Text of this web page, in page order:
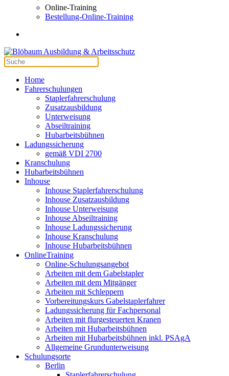
Online-Training
Bestellung-Online-Training
Home
Fahrerschulungen
Staplerfahrerschulung
Zusatzausbildung
Unterweisung
Abseiltraining
Hubarbeitsbühnen
Ladungssicherung
gemäß VDI 2700
Kranschulung
Hubarbeitsbühnen
Inhouse
Inhouse Staplerfahrerschulung
Inhouse Zusatzausbildung
Inhouse Unterweisung
Inhouse Abseiltraining
Inhouse Ladungssicherung
Inhouse Kranschulung
Inhouse Hubarbeitsbühnen
OnlineTraining
Online-Schulungsangebot
Arbeiten mit dem Gabelstapler
Arbeiten mit dem Mitgänger
Arbeiten mit Schleppern
Vorbereitungskurs Gabelstaplerfahrer
Ladungssicherung für Fachpersonal
Arbeiten mit flurgesteuerten Kranen
Arbeiten mit Hubarbeitsbühnen
Arbeiten mit Hubarbeitsbühnen inkl. PSAgA
Allgemeine Grundunterweisung
Schulungsorte
Berlin